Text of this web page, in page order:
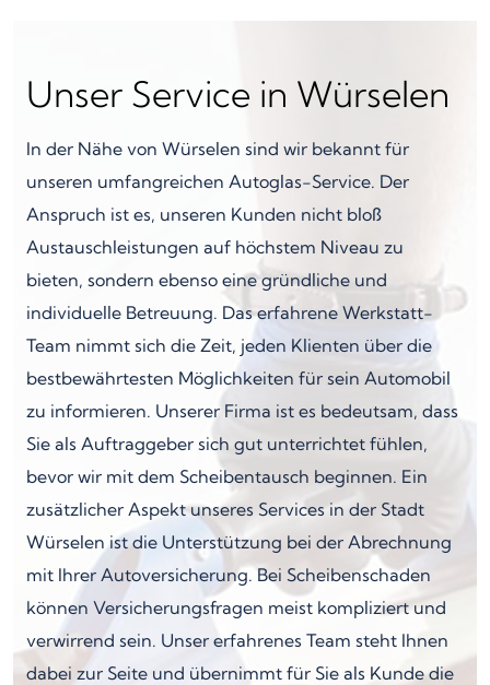
Unser Service in Würselen
In der Nähe von Würselen sind wir bekannt für
unseren umfangreichen Autoglas-Service. Der
Anspruch ist es, unseren Kunden nicht bloß
Austauschleistungen auf höchstem Niveau zu
bieten, sondern ebenso eine gründliche und
individuelle Betreuung. Das erfahrene Werkstatt-
Team nimmt sich die Zeit, jeden Klienten über die
bestbewährtesten Möglichkeiten für sein Automobil
zu informieren. Unserer Firma ist es bedeutsam, dass
Sie als Auftraggeber sich gut unterrichtet fühlen,
bevor wir mit dem Scheibentausch beginnen. Ein
zusätzlicher Aspekt unseres Services in der Stadt
Würselen ist die Unterstützung bei der Abrechnung
mit Ihrer Autoversicherung. Bei Scheibenschaden
können Versicherungsfragen meist kompliziert und
verwirrend sein. Unser erfahrenes Team steht Ihnen
dabei zur Seite und übernimmt für Sie als Kunde die